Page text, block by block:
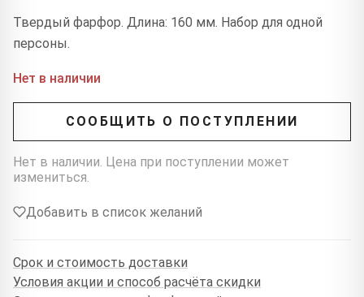
Твердый фарфор. Длина: 160 мм. Набор для одной
персоны.
Нет в наличии
СООБЩИТЬ О ПОСТУПЛЕНИИ
Нет в наличии. Цена при поступлении может
измениться.
Добавить в список желаний
Срок и стоимость доставки
Условия акции и способ расчёта скидки